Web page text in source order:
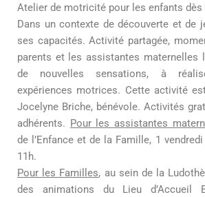
Atelier de motricité pour les enfants dès
Dans un contexte de découverte et de
ses capacités. Activité partagée,
parents et les assistantes maternelles
de nouvelles sensations, à
expériences motrices. Cette activité
Jocelyne Briche, bénévole. Activités
adhérents. Pour les assistantes
de l’Enfance et de la Famille, 1
11h.
Pour les Familles, au sein de la
des animations du Lieu d’Accueil